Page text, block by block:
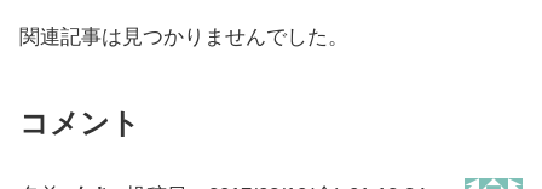
関連記事は見つかりませんでした。
コメント